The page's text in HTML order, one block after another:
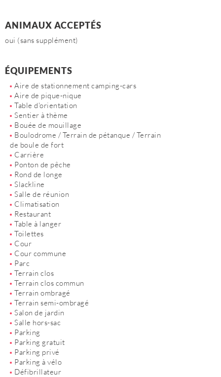
ANIMAUX ACCEPTÉS
oui (sans supplément)
ÉQUIPEMENTS
Aire de stationnement camping-cars
Aire de pique-nique
Table d'orientation
Sentier à thème
Bouée de mouillage
Boulodrome / Terrain de pétanque / Terrain
de boule de fort
Carrière
Ponton de pêche
Rond de longe
Slackline
Salle de réunion
Climatisation
Restaurant
Table à langer
Toilettes
Cour
Cour commune
Parc
Terrain clos
Terrain clos commun
Terrain ombragé
Terrain semi-ombragé
Salon de jardin
Salle hors-sac
Parking
Parking gratuit
Parking privé
Parking à vélo
Défibrillateur